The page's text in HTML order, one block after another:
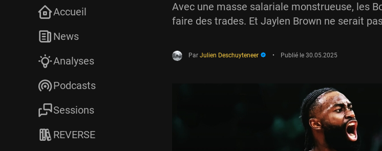
Avec une masse salariale monstrueuse, les
faire des trades. Et Jaylen Brown ne serait
Par Julien Deschuyteneer • Publié le 30.05.2025
Accueil
News
Analyses
Podcasts
Sessions
REVERSE